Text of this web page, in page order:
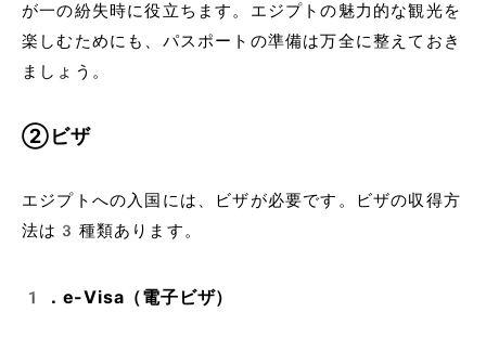
が一の紛失時に役立ちます。エジプトの魅力的な観光を
楽しむためにも、パスポートの準備は万全に整えておき
ましょう。
②ビザ
エジプトへの入国には、ビザが必要です。ビザの収得方
法は3種類あります。
1．e-Visa（電子ビザ）